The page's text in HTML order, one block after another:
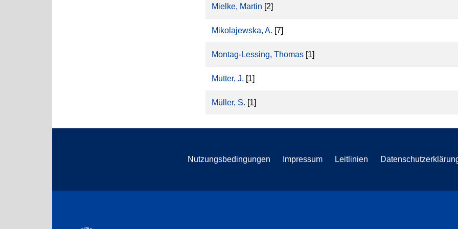
Mielke, Martin [2]
Mikolajewska, A. [7]
Montag-Lessing, Thomas [1]
Mutter, J. [1]
Müller, S. [1]
Nutzungsbedingungen Impressum Leitlinien